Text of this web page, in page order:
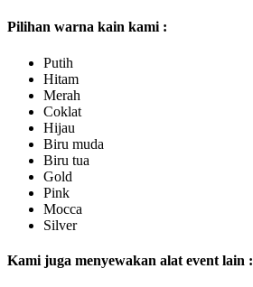
Pilihan warna kain kami :
Putih
Hitam
Merah
Coklat
Hijau
Biru muda
Biru tua
Gold
Pink
Mocca
Silver
Kami juga menyewakan alat event lain :